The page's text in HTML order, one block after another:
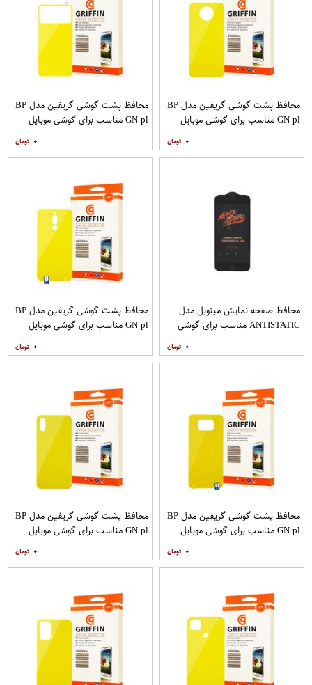
محافظ پشت گوشی گریفین مدل BP
GN pl مناسب برای گوشی موبایل
۰
محافظ پشت گوشی گریفین مدل BP
GN pl مناسب برای گوشی موبایل
۰
محافظ صفحه نمایش میتوبل مدل
ANTISTATIC مناسب برای گوشی
۰
محافظ پشت گوشی گریفین مدل BP
GN pl مناسب برای گوشی موبایل
۰
محافظ پشت گوشی گریفین مدل BP
GN pl مناسب برای گوشی موبایل
۰
محافظ پشت گوشی گریفین مدل BP
GN pl مناسب برای گوشی موبایل
۰